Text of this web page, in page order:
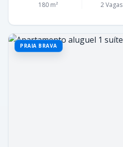
180 m² 2 Vagas
PRAIA BRAVA